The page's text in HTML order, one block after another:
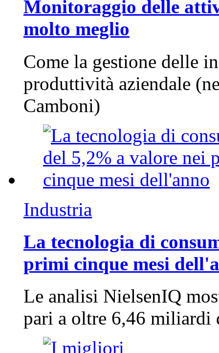
Monitoraggio delle
molto meglio
Come la gestione delle
produttività aziendale
Camboni)
Industria
La tecnologia di
primi cinque mesi
Le analisi NielsenIQ
pari a oltre 6,46